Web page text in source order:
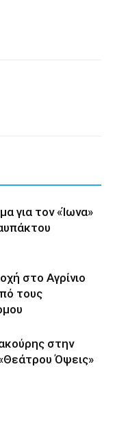
για τον «Ίωνα»
στο Αγρίνιο
τους
στην
Όψεις»